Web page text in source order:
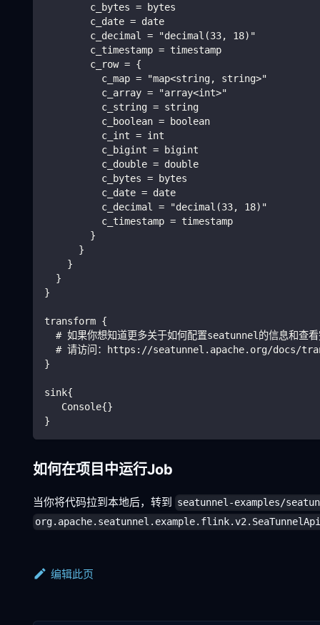
        c_bytes = bytes
        c_date = date
        c_decimal = "decimal(33, 18)"
        c_timestamp = timestamp
        c_row = {
          c_map = "map<string, string>"
          c_array = "array<int>"
          c_string = string
          c_boolean = boolean
          c_int = int
          c_bigint = bigint
          c_double = double
          c_bytes = bytes
          c_date = date
          c_decimal = "decimal(33, 18)"
          c_timestamp = timestamp
        }
      }
    }
  }
}
transform {
# 如果你想知道更多关于如何配置seatunnel的信息和查
# 请访问：https://seatunnel.apache.org/docs/
}
sink{
   Console{}
}
如何在项目中运行Job
当你将代码拉到本地后，转到 seatunnel-examples/
编辑此页